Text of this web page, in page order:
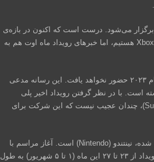
می‌شود. درست است که اکنون در بازه‌ی
اجرای رویدادهایی نظیر Ubisoft Forward و Xbox Games Showcase هستیم، اما خبرهای رویداد ماه اوت هم به
به گفته‌ی رسانه‌ی آلمانی GamesMarkt، سونی در رویداد گیمزکام ۲۰۲۳ حضور نخواهد یافت. این رسانه مدعی
است. با در نظر گرفتن رویداد اخیر پلی
استیشن و حضور سونی در سامر گیم فست (Summer Game Fest)، چندان عجیب نیست که این شرکت برای
گفتنی است که تنها شرکتی که حضورش در گیمزکام امسال تأیید شده، نینتندو (Nintendo) است. آغاز مراسم با
پخش زنده‌ی شب ۲۲ اوت (۳۱ مرداد) خواهد بود و بخش اصلی رویداد از ۲۳ تا ۲۷ این ماه (۱ تا ۵ شهریور) به طول